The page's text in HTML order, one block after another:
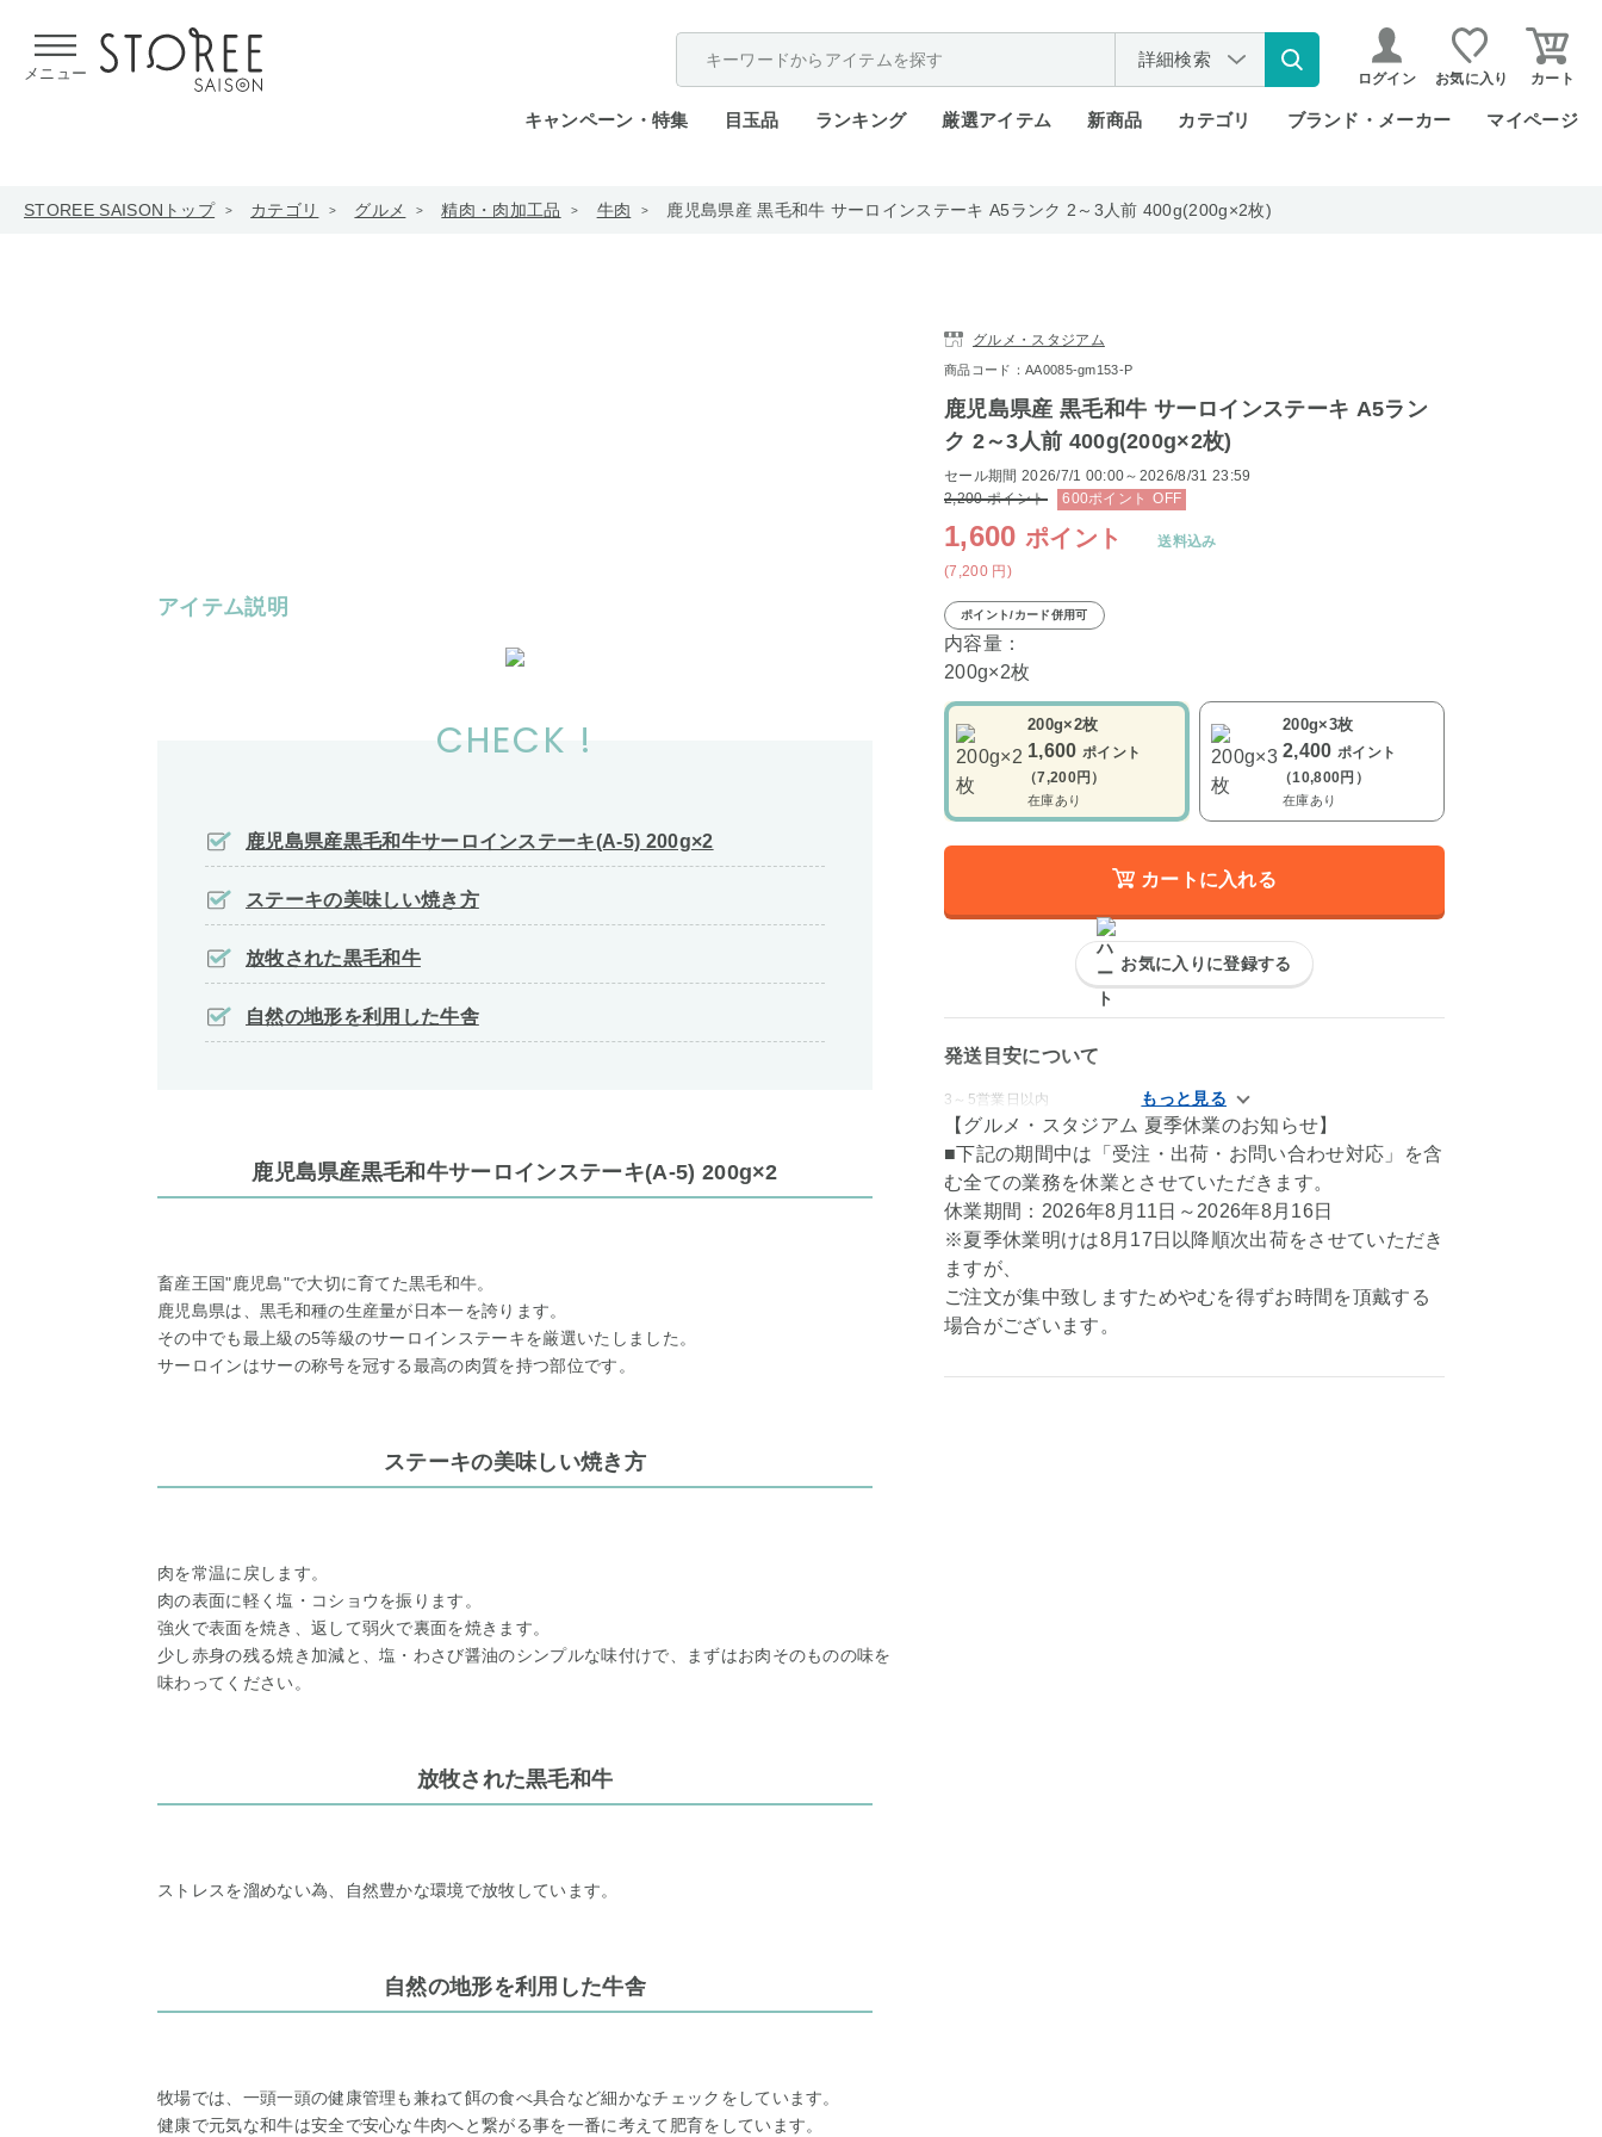
メニュー
詳細検索
ログイン お気に入り カート
キャンペーン・特集 目玉品 ランキング 厳選アイテム 新商品 カテゴリ ブランド・メーカー マイページ
STOREE SAISONトップ カテゴリ グルメ 精肉・肉加工品 牛肉 鹿児島県産 黒毛和牛 サーロインステーキ A5ランク 2～3人前 400g(200g×2枚)
アイテム説明
CHECK !
鹿児島県産黒毛和牛サーロインステーキ(A-5) 200g×2
ステーキの美味しい焼き方
放牧された黒毛和牛
自然の地形を利用した牛舎
鹿児島県産黒毛和牛サーロインステーキ(A-5) 200g×2
畜産王国"鹿児島"で大切に育てた黒毛和牛。
鹿児島県は、黒毛和種の生産量が日本一を誇ります。
その中でも最上級の5等級のサーロインステーキを厳選いたしました。
サーロインはサーの称号を冠する最高の肉質を持つ部位です。
ステーキの美味しい焼き方
肉を常温に戻します。
肉の表面に軽く塩・コショウを振ります。
強火で表面を焼き、返して弱火で裏面を焼きます。
少し赤身の残る焼き加減と、塩・わさび醤油のシンプルな味付けで、まずはお肉そのものの味を
味わってください。
放牧された黒毛和牛
ストレスを溜めない為、自然豊かな環境で放牧しています。
自然の地形を利用した牛舎
牧場では、一頭一頭の健康管理も兼ねて餌の食べ具合など細かなチェックをしています。
健康で元気な和牛は安全で安心な牛肉へと繋がる事を一番に考えて肥育をしています。
グルメ・スタジアム
商品コード：AA0085-gm153-P
鹿児島県産 黒毛和牛 サーロインステーキ A5ラン
ク 2～3人前 400g(200g×2枚)
セール期間 2026/7/1 00:00～2026/8/31 23:59
2,200ポイント 600ポイント OFF
1,600 ポイント
(7,200 円 )
送料込み
ポイント/カード併用可
内容量：
200g×2枚
200g×2枚
1,600 ポイント
（7,200円）
在庫あり
200g×3枚
2,400 ポイント
（10,800円）
在庫あり
カートに入れる
お気に入りに登録する
発送目安について
3～5営業日以内
【グルメ・スタジアム 夏季休業のお知らせ】
■下記の期間中は「受注・出荷・お問い合わせ対応」を含
む全ての業務を休業とさせていただきます。
休業期間：2026年8月11日～2026年8月16日
※夏季休業明けは8月17日以降順次出荷をさせていただき
ますが、
ご注文が集中致しますためやむを得ずお時間を頂戴する
場合がございます。